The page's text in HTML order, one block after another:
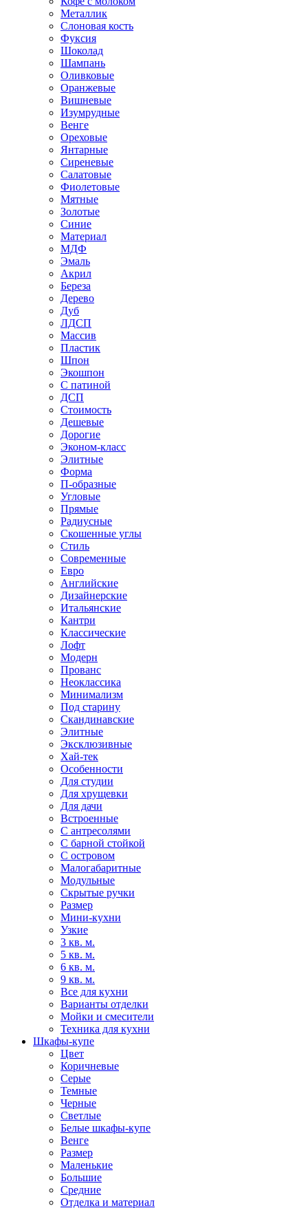
Металлик
Слоновая кость
Фуксия
Шоколад
Шампань
Оливковые
Оранжевые
Вишневые
Изумрудные
Венге
Ореховые
Янтарные
Сиреневые
Салатовые
Фиолетовые
Мятные
Золотые
Синие
Материал
МДФ
Эмаль
Акрил
Береза
Дерево
Дуб
ЛДСП
Массив
Пластик
Шпон
Экошпон
С патиной
ДСП
Стоимость
Дешевые
Дорогие
Эконом-класс
Элитные
Форма
П-образные
Угловые
Прямые
Радиусные
Скошенные углы
Стиль
Современные
Евро
Английские
Дизайнерские
Итальянские
Кантри
Классические
Лофт
Модерн
Прованс
Неоклассика
Минимализм
Под старину
Скандинавские
Элитные
Эксклюзивные
Хай-тек
Особенности
Для студии
Для хрущевки
Для дачи
Встроенные
С антресолями
С барной стойкой
С островом
Малогабаритные
Модульные
Скрытые ручки
Размер
Мини-кухни
Узкие
3 кв. м.
5 кв. м.
6 кв. м.
9 кв. м.
Все для кухни
Варианты отделки
Мойки и смесители
Техника для кухни
Шкафы-купе
Цвет
Коричневые
Серые
Темные
Черные
Светлые
Белые шкафы-купе
Венге
Размер
Маленькие
Большие
Средние
Отделка и материал